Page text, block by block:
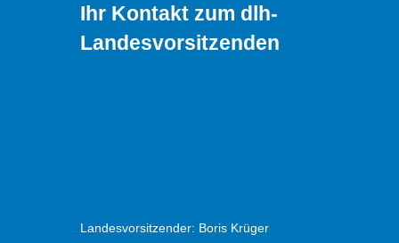
Ihr Kontakt zum dlh-
Landesvorsitzenden
Landesvorsitzender: Boris Krüger